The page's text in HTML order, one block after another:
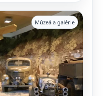
Múzeá a galérie